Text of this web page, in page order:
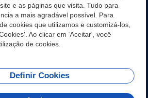
e as páginas que visita. Tudo para
a mais agradável possível. Para
cookies que utilizamos e customizá-los,
Ao clicar em 'Aceitar', você
de cookies.
Definir Cookies